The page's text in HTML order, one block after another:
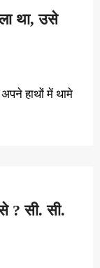
था, उसे
? सी. सी.